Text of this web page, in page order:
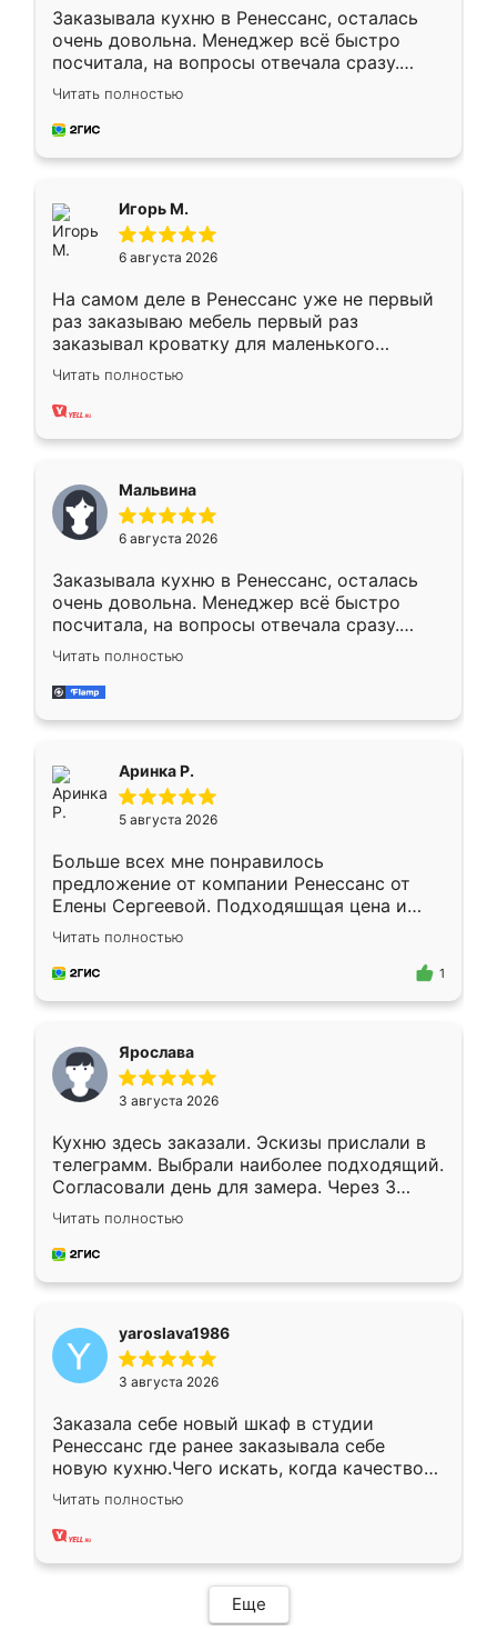
Заказывала кухню в Ренессанс, осталась
очень довольна. Менеджер всё быстро
посчитала, на вопросы отвечала сразу.
Замерщик приехал в субботу, подошёл к
делу со всей ответственностью. Собрали
за день, ребята работали аккуратно, даже
Читать полностью
Игорь М.
6 августа 2026
На самом деле в Ренессанс уже не первый
раз заказываю мебель первый раз
заказывал кроватку для маленького
ребёнка при его рождении ,во второй раз
заказал шкаф-купе. По качеству очень
хорошее сборка достаточно быстрая,
меньше, здесь же он более разнообразный.
Мне нравится ,если что-то потребуется из
мебели буду заказывать только здесь.
Читать полностью
Мальвина
6 августа 2026
Заказывала кухню в Ренессанс, осталась
очень довольна. Менеджер всё быстро
посчитала, на вопросы отвечала сразу.
Замерщик приехал в субботу, подошёл к
делу со всей ответственностью. Собрали
за день, ребята работали аккуратно, даже
Читать полностью
Аринка Р.
5 августа 2026
Больше всех мне понравилось
предложение от компании Ренессанс от
Елены Сергеевой. Подходяшщая цена и
короткие сроки изготовления. Приехавший
для замера сотрудник Владислав
предложил по моему эскизу самый
Читать полностью
1
Ярослава
3 августа 2026
Кухню здесь заказали. Эскизы прислали в
телеграмм. Выбрали наиболее подходящий.
Согласовали день для замера. Через 3
недели кухня была уже готова. Остались
довольны работой. Спасибо Ренессанс
мебель за качественную работу!
Читать полностью
yaroslava1986
3 августа 2026
Заказала себе новый шкаф в студии
Ренессанс где ранее заказывала себе
новую кухню.Чего искать, когда качеством
вполне довольна. Служит кухня уже почти
два года, нареканий нет.
Читать полностью
Еще